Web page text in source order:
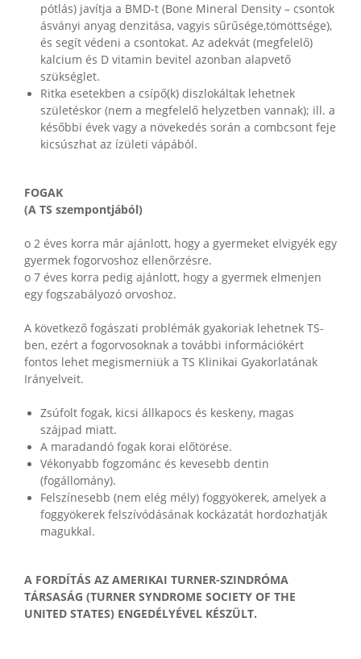
pótlás) javítja a BMD-t (Bone Mineral Density – csontok
ásványi anyag denzitása, vagyis sűrűsége,tömöttsége),
és segít védeni a csontokat. Az adekvát (megfelelő)
kalcium és D vitamin bevitel azonban alapvető
szükséglet.
Ritka esetekben a csípő(k) diszlokáltak lehetnek
születéskor (nem a megfelelő helyzetben vannak); ill. a
későbbi évek vagy a növekedés során a combcsont feje
kicsúszhat az ízületi vápából.
FOGAK
(A TS szempontjából)
o 2 éves korra már ajánlott, hogy a gyermeket elvigyék egy
gyermek fogorvoshoz ellenőrzésre.
o 7 éves korra pedig ajánlott, hogy a gyermek elmenjen
egy fogszabályozó orvoshoz.
A következő fogászati problémák gyakoriak lehetnek TS-
ben, ezért a fogorvosoknak a további információkért
fontos lehet megismerniük a TS Klinikai Gyakorlatának
Irányelveit.
Zsúfolt fogak, kicsi állkapocs és keskeny, magas
szájpad miatt.
A maradandó fogak korai előtörése.
Vékonyabb fogzománc és kevesebb dentin
(fogállomány).
Felszínesebb (nem elég mély) foggyökerek, amelyek a
foggyökerek felszívódásának kockázatát hordozhatják
magukkal.
A FORDÍTÁS AZ AMERIKAI TURNER-SZINDRÓMA
TÁRSASÁG (TURNER SYNDROME SOCIETY OF THE
UNITED STATES) ENGEDÉLYÉVEL KÉSZÜLT.